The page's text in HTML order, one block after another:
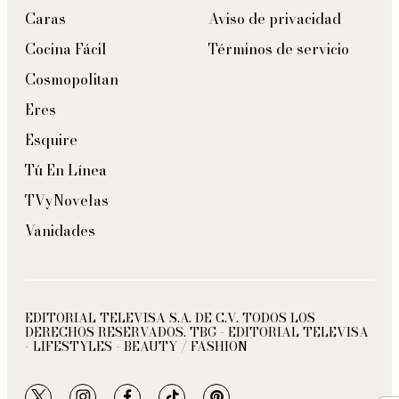
Caras
Cocina Fácil
Cosmopolitan
Eres
Esquire
Tú En Línea
TVyNovelas
Vanidades
Aviso de privacidad
Términos de servicio
EDITORIAL TELEVISA S.A. DE C.V. TODOS LOS
DERECHOS RESERVADOS. TBG - EDITORIAL TELEVISA
- LIFESTYLES - BEAUTY / FASHION